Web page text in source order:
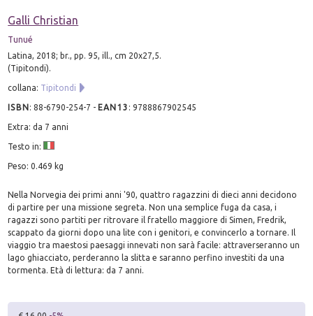
Galli Christian
Tunué
Latina, 2018; br., pp. 95, ill., cm 20x27,5.
(Tipitondi).
collana: Tipitondi
ISBN:88-6790-254-7 - EAN13 :9788867902545
Extra: da 7 anni
Testo in:
Peso: 0.469 kg
Nella Norvegia dei primi anni '90, quattro ragazzini di dieci anni decidono
di partire per una missione segreta. Non una semplice fuga da casa, i
ragazzi sono partiti per ritrovare il fratello maggiore di Simen, Fredrik,
scappato da giorni dopo una lite con i genitori, e convincerlo a tornare. Il
viaggio tra maestosi paesaggi innevati non sarà facile: attraverseranno un
lago ghiacciato, perderanno la slitta e saranno perfino investiti da una
tormenta. Età di lettura: da 7 anni.